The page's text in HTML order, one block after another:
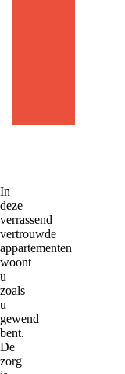
In
deze
verrassend
vertrouwde
appartementen
woont
u
zoals
u
gewend
bent.
De
zorg